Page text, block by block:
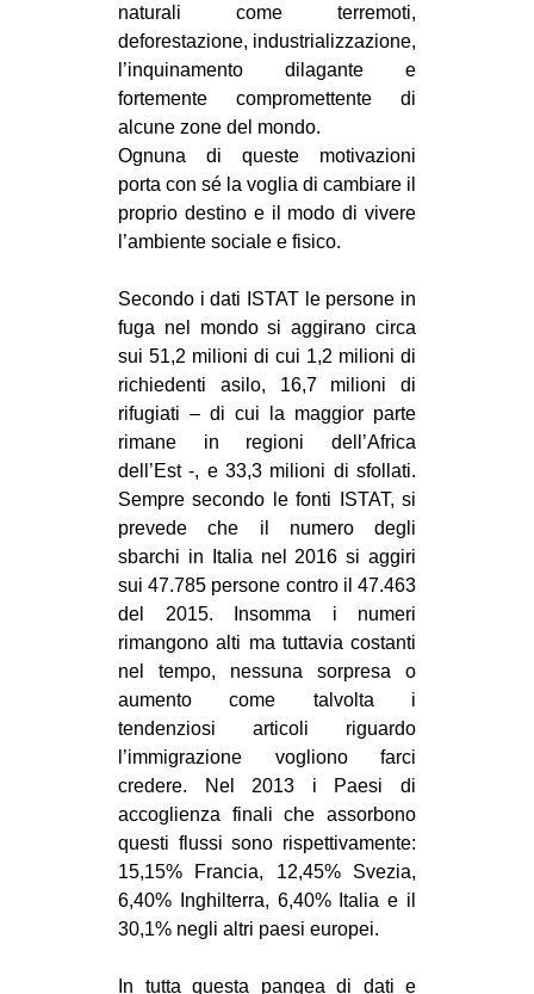
MUSICA
RECENSIONI
INTERNAZIONALE
AFRICA
AMERICHE
ESTREMO ORIENTE
EUROPA
MEDIO ORIENTE
MONDO
EVENTI
in
Fb
tw
bsky
SEARCH
naturali come terremoti,
deforestazione, industrializzazione,
l’inquinamento dilagante e
fortemente compromettente di
alcune zone del mondo.
Ognuna di queste motivazioni
porta con sé la voglia di cambiare il
proprio destino e il modo di vivere
l’ambiente sociale e fisico.
Secondo i dati ISTAT le persone in
fuga nel mondo si aggirano circa
sui 51,2 milioni di cui 1,2 milioni di
richiedenti asilo, 16,7 milioni di
rifugiati – di cui la maggior parte
rimane in regioni dell’Africa
dell’Est -, e 33,3 milioni di sfollati.
Sempre secondo le fonti ISTAT, si
prevede che il numero degli
sbarchi in Italia nel 2016 si aggiri
sui 47.785 persone contro il 47.463
del 2015. Insomma i numeri
rimangono alti ma tuttavia costanti
nel tempo, nessuna sorpresa o
aumento come talvolta i
tendenziosi articoli riguardo
l’immigrazione vogliono farci
credere. Nel 2013 i Paesi di
accoglienza finali che assorbono
questi flussi sono rispettivamente:
15,15% Francia, 12,45% Svezia,
6,40% Inghilterra, 6,40% Italia e il
30,1% negli altri paesi europei.
In tutta questa pangea di dati e